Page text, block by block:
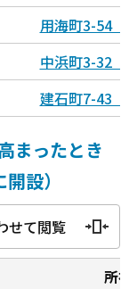
用海町3-54
中浜町3-32
建石町7-43
まったとき
設）
せて閲覧
所